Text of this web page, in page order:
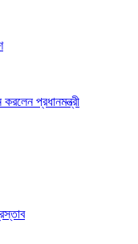
করলেন প্রধানমন্ত্রী